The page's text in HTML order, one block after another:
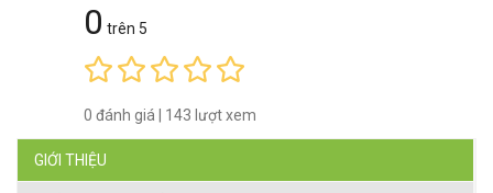
0 trên 5
0 đánh giá 143 lượt xem
GIỚI THIỆU